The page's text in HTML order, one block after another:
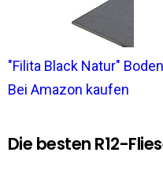
"Filita Black Natur"
Bei Amazon kaufen
Die besten R12-